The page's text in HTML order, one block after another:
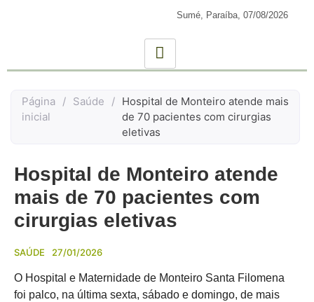
Sumé, Paraíba, 07/08/2026
Página
inicial
/ Saúde / Hospital de Monteiro atende mais
de 70 pacientes com cirurgias
eletivas
Hospital de Monteiro atende
mais de 70 pacientes com
cirurgias eletivas
SAÚDE 27/01/2026
O Hospital e Maternidade de Monteiro Santa Filomena
foi palco, na última sexta, sábado e domingo, de mais